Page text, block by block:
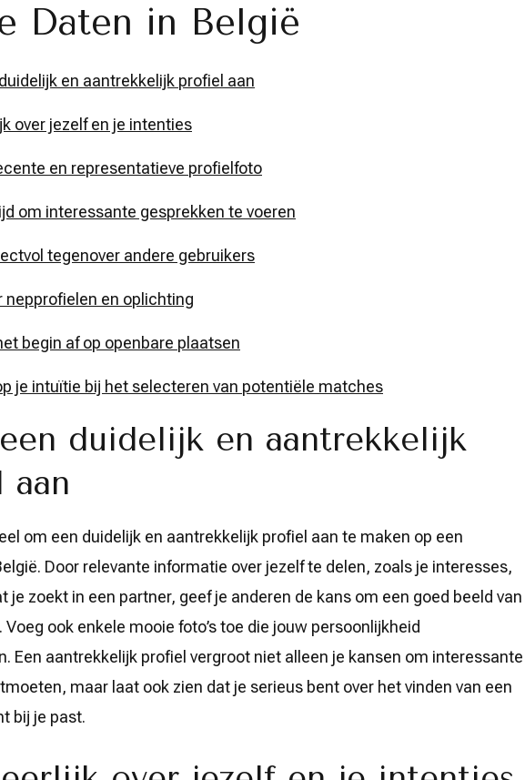
Daten in België
en aantrekkelijk profiel aan
over jezelf en je intenties
en representatieve profielfoto
om interessante gesprekken te voeren
tegenover andere gebruikers
nepprofielen en oplichting
begin af op openbare plaatsen
je intuïtie bij het selecteren van potentiële matches
duidelijk en aantrekkelijk
aan
om een duidelijk en aantrekkelijk profiel aan te maken op een
Door relevante informatie over jezelf te delen, zoals je interesses,
je zoekt in een partner, geef je anderen de kans om een goed beeld van
Voeg ook enkele mooie foto’s toe die jouw persoonlijkheid
Een aantrekkelijk profiel vergroot niet alleen je kansen om interessante
maar laat ook zien dat je serieus bent over het vinden van een
bij je past.